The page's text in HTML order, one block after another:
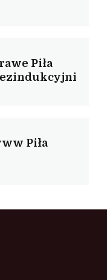
Piła
Piła